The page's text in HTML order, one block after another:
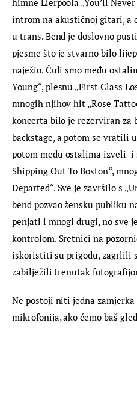
introm na akustičnoj gitari, a
u trans. Bend je doslovno
pjesme što je stvarno bilo
naježio. Čuli smo među
Young“, plesnu „First Class
mnogih njihov hit „Rose
koncerta bilo je rezerviran za
backstage, a potom se vratili
potom među ostalima izveli  i
Shipping Out To Boston“,
Departed“. Sve je završilo s
bend pozvao žensku publiku
penjati i mnogi drugi, no sve
kontrolom. Sretnici na
iskoristiti su prigodu, zagrlili
zabilježili trenutak
Ne postoji niti jedna
mikrofonija, ako ćemo baš